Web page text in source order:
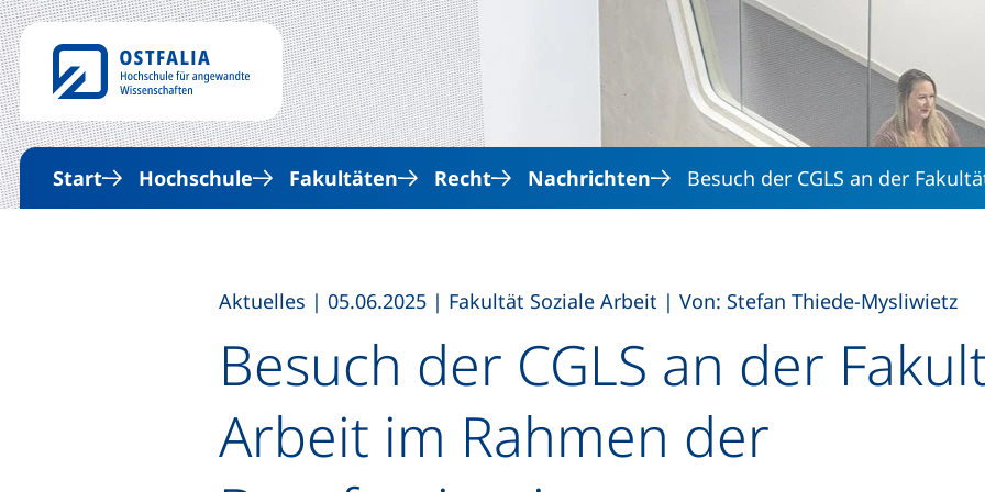
Direkt zum Inhalt
Start Hochschule Fakultäten Recht Nachrichten Besuch der CGLS an der
Besuch der CGLS an der
Arbeit im Rahmen der
Aktuelles | 05.06.2025 | Fakultät Soziale Arbeit | Von: Stefan Thiede-Mysliwietz